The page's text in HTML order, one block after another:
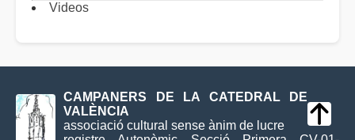
Videos
CAMPANERS DE LA CATEDRAL DE
VALÈNCIA
associació cultural sense ànim de lucre